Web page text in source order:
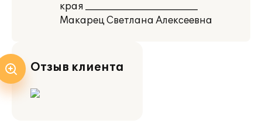
края ________________________
Макарец Светлана Алексеевна
Отзыв клиента